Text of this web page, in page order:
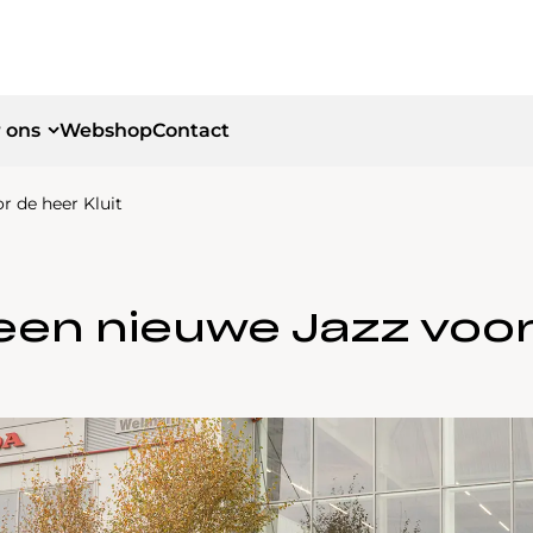
ons WebshopContact
de heer Kluit
nieuwe Jazz